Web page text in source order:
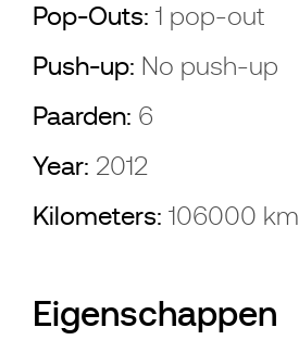
Pop-Outs: 1 pop-out
Push-up: No push-up
Paarden: 6
Year: 2012
Kilometers: 106000 km
Eigenschappen